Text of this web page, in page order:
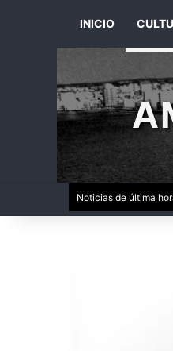
INICIO
Noticias de última